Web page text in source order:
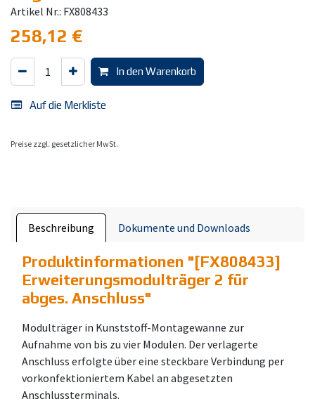
Artikel Nr.: FX808433
258,12 €
In den Warenkorb
Auf die Merkliste
Preise zzgl. gesetzlicher MwSt.
Beschreibung Dokumente und Downloads
Produktinformationen "[FX808433]
Erweiterungsmodulträger 2 für
abges. Anschluss"
Modulträger in Kunststoff-Montagewanne zur
Aufnahme von bis zu vier Modulen. Der verlagerte
Anschluss erfolgte über eine steckbare Verbindung per
vorkonfektioniertem Kabel an abgesetzten
Anschlussterminals.